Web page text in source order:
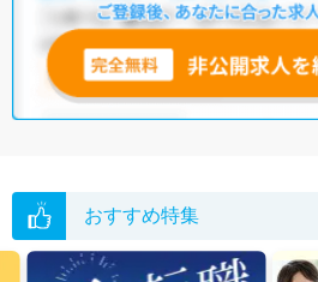
おすすめ特集